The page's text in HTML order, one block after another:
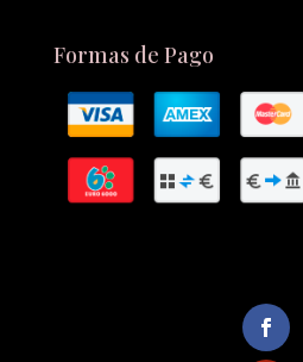
Formas de Pago